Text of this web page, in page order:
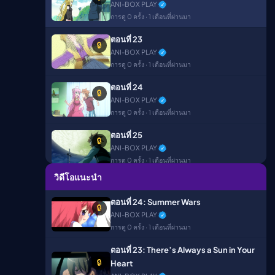
▶
ANI-BOX PLAY
การดู 0 ครั้ง · 1 เดือนที่ผ่านมา
🔒
ตอนที่ 23
ANI-BOX PLAY
การดู 0 ครั้ง · 1 เดือนที่ผ่านมา
🔒
ตอนที่ 24
ANI-BOX PLAY
การดู 0 ครั้ง · 1 เดือนที่ผ่านมา
🔒
ตอนที่ 25
ANI-BOX PLAY
การดู 0 ครั้ง · 1 เดือนที่ผ่านมา
🔒
ANI-BOX PLAY
การดู 3 ครั้ง · 1 เดือนที่ผ่านมา
วิดีโอแนะนำ
🔒
ตอนที่ 24: Summer Wars
ANI-BOX PLAY
การดู 0 ครั้ง · 1 เดือนที่ผ่านมา
🔒
ตอนที่ 23: There’s Always a Sun in Your
Heart